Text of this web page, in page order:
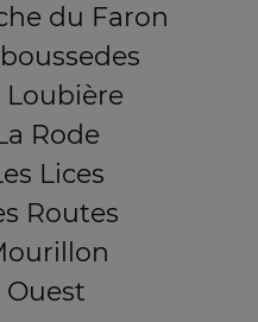
du Faron
Loubière
Rode
Lices
Routes